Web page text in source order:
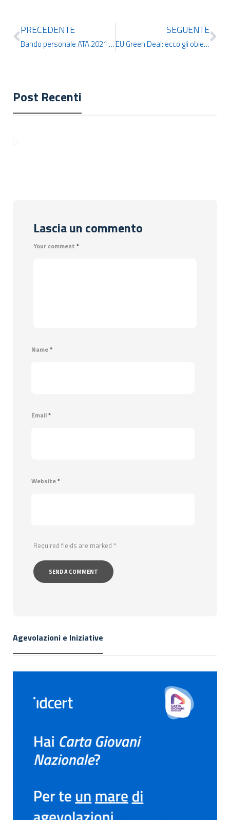
PRECEDENTE
Bando personale ATA 2021: ecco i chiarimenti e le note MIUR
SEGUENTE
EU Green Deal: ecco gli obiettivi europei per la sostenibilità
Post Recenti
Lascia un commento
Your comment *
Name*
Email*
Website*
Required fields are marked *
Agevolazioni e Iniziative